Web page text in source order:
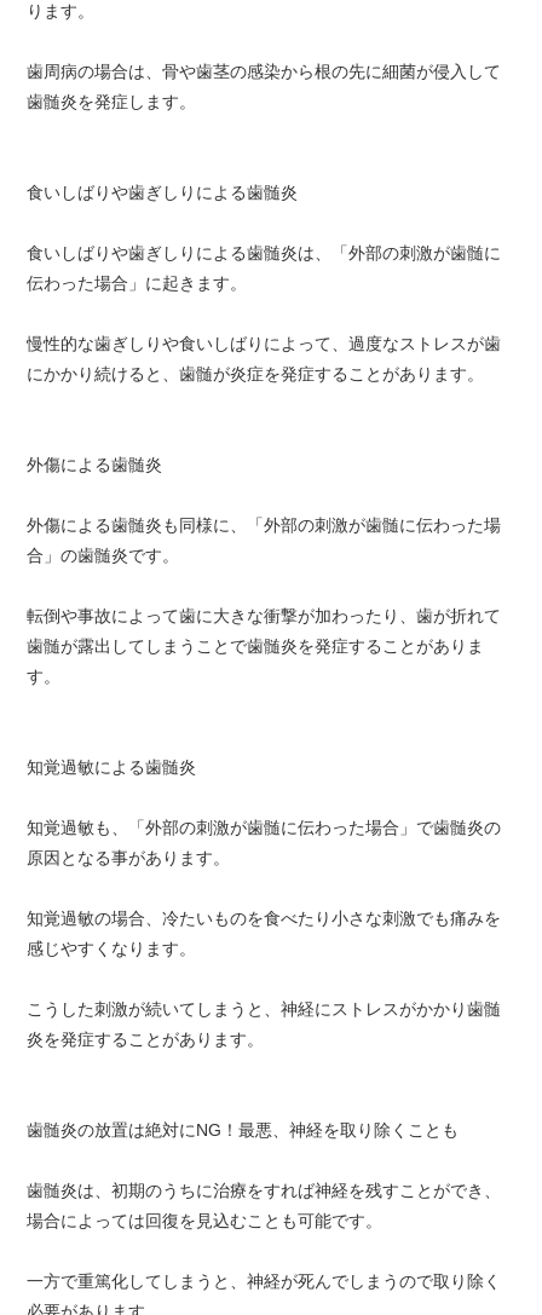
ります。
歯周病の場合は、骨や歯茎の感染から根の先に細菌が侵入して
歯髄炎を発症します。
食いしばりや歯ぎしりによる歯髄炎
食いしばりや歯ぎしりによる歯髄炎は、「外部の刺激が歯髄に
伝わった場合」に起きます。
慢性的な歯ぎしりや食いしばりによって、過度なストレスが歯
にかかり続けると、歯髄が炎症を発症することがあります。
外傷による歯髄炎
外傷による歯髄炎も同様に、「外部の刺激が歯髄に伝わった場
合」の歯髄炎です。
転倒や事故によって歯に大きな衝撃が加わったり、歯が折れて
歯髄が露出してしまうことで歯髄炎を発症することがありま
す。
知覚過敏による歯髄炎
知覚過敏も、「外部の刺激が歯髄に伝わった場合」で歯髄炎の
原因となる事があります。
知覚過敏の場合、冷たいものを食べたり小さな刺激でも痛みを
感じやすくなります。
こうした刺激が続いてしまうと、神経にストレスがかかり歯髄
炎を発症することがあります。
歯髄炎の放置は絶対にNG！最悪、神経を取り除くことも
歯髄炎は、初期のうちに治療をすれば神経を残すことができ、
場合によっては回復を見込むことも可能です。
一方で重篤化してしまうと、神経が死んでしまうので取り除く